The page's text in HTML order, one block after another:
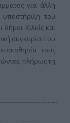
για άλλη
του
Κιλκίς και
συγκυρία που
τους
πλήρως τη